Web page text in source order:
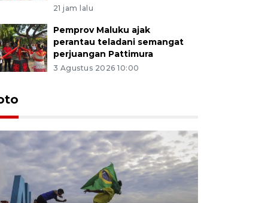
21 jam lalu
Pemprov Maluku ajak
perantau teladani semangat
perjuangan Pattimura
3 Agustus 2026 10:00